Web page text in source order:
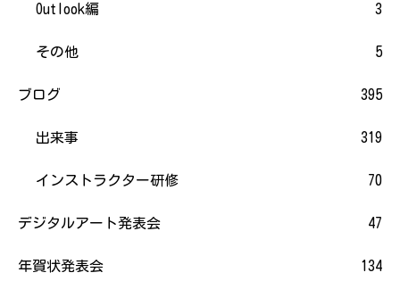
Outlook編 3
その他 5
ブログ 395
出来事 319
インストラクター研修 70
デジタルアート発表会 47
年賀状発表会 134